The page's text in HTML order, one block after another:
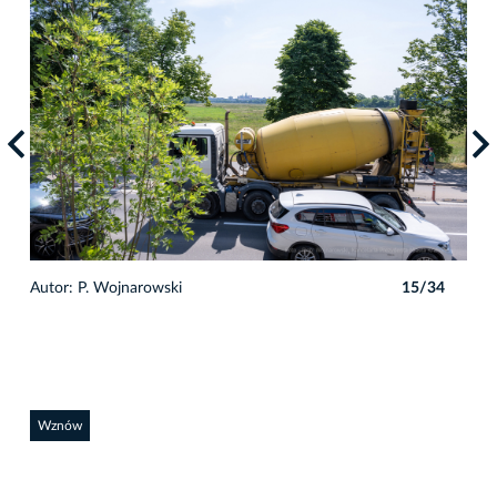
Autor: P. Wojnarowski 15/34
Wznów